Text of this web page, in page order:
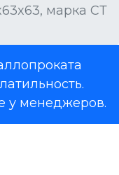
марка СТ
у менеджеров.